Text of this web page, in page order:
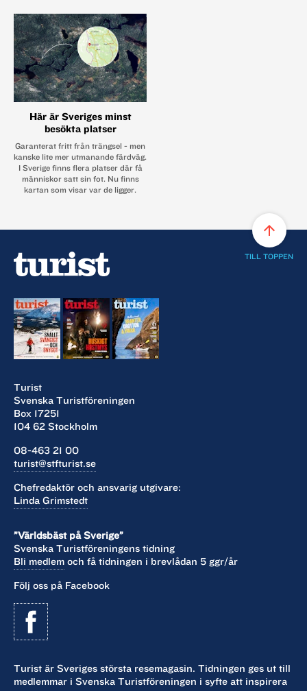
Här är Sveriges minst
besökta platser
Garanterat fritt från trängsel - men
kanske lite mer utmanande färdväg.
I Sverige finns flera platser där få
människor satt sin fot. Nu finns
kartan som visar var de ligger.
Turist
Svenska Turistföreningen
Box 17251
104 62 Stockholm
08-463 21 00
turist@stfturist.se
Chefredaktör och ansvarig utgivare:
Linda Grimstedt
”Världsbäst på Sverige”
Svenska Turistföreningens tidning
Bli medlem och få tidningen i brevlådan 5 ggr/år
Följ oss på Facebook
Turist är Sveriges största resemagasin. Tidningen ges ut till
medlemmar i Svenska Turistföreningen i syfte att inspirera
arrow_upward
TILL TOPPEN